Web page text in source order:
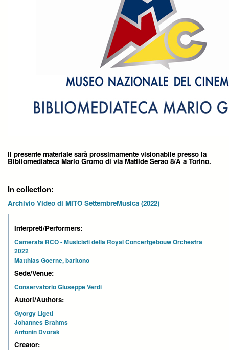
Il presente materiale sarà prossimamente visionabile presso la
Bibliomediateca Mario Gromo di via Matilde Serao 8/A a Torino.
In collection:
Archivio Video di MITO SettembreMusica (2022)
Interpreti/Performers:
Camerata RCO - Musicisti della Royal Concertgebouw Orchestra
2022
Matthias Goerne, baritono
Sede/Venue:
Conservatorio Giuseppe Verdi
Autori/Authors:
Gyorgy Ligeti
Johannes Brahms
Antonin Dvorak
Creator: